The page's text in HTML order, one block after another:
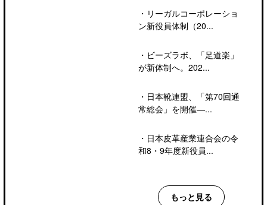
・ リーガルコーポレーショ
ン新役員体制（20...
・ ビーズラボ、「足道楽」
が新体制へ。202...
・ 日本靴連盟、「第70回通
常総会」を開催―...
・ 日本皮革産業連合会の令
和8・9年度新役員...
もっと見る